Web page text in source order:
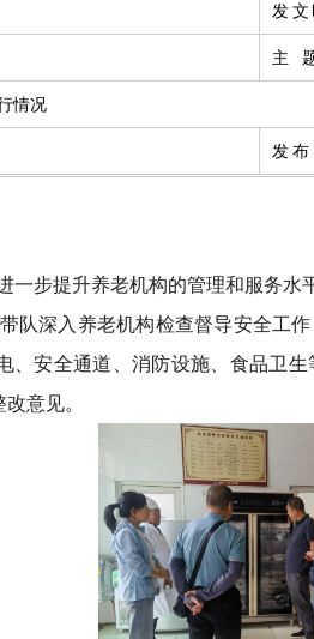
发文
主
情况
发布
一步提升养老机构的管理和服务水
队深入养老机构检查督导安全工
、安全通道、消防设施、食品卫生
意见。